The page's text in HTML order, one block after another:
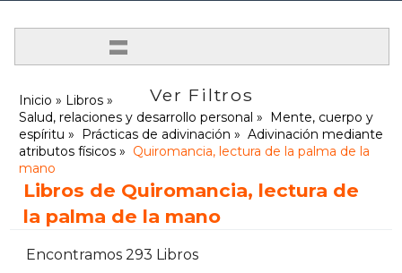
=
Ver Filtros
Inicio
Libros
Salud, relaciones y desarrollo personal
Mente, cuerpo y
espíritu
Prácticas de adivinación
Adivinación mediante
atributos físicos
Quiromancia, lectura de la palma de la
mano
Libros de Quiromancia, lectura de
la palma de la mano
Encontramos 293 Libros